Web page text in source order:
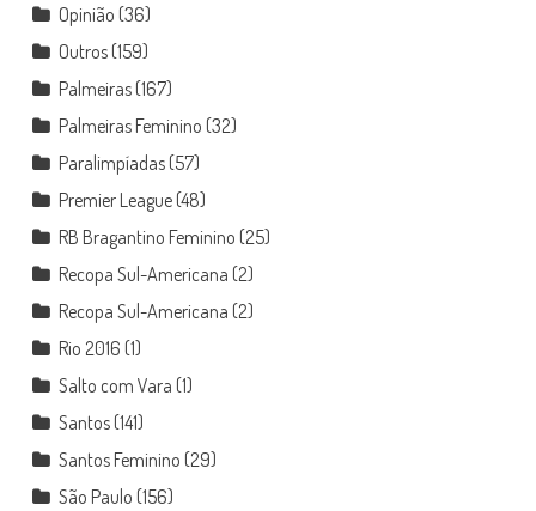
Opinião (36)
Outros(159)
Palmeiras(167)
Palmeiras Feminino (32)
Paralimpíadas(57)
Premier League(48)
RB Bragantino Feminino (25)
Recopa Sul-Americana (2)
Recopa Sul-Americana (2)
Rio 2016 (1)
Salto com Vara (1)
Santos(141)
Santos Feminino (29)
São Paulo (156)